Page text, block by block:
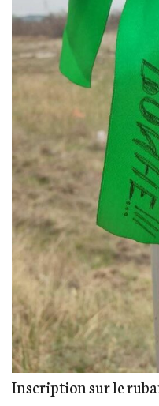
Inscription sur le